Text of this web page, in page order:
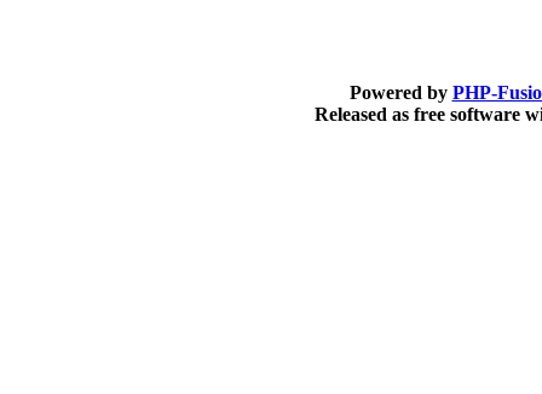
Powered by PHP-
Released as free software